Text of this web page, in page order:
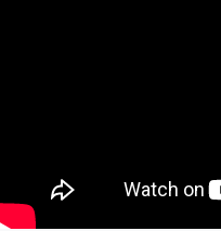
DÜNYA